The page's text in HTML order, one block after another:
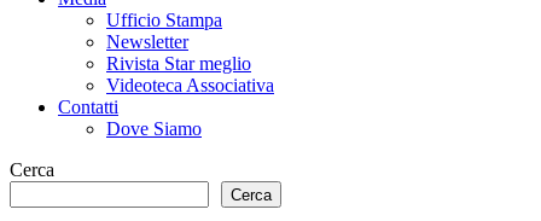
Ufficio Stampa
Newsletter
Rivista Star meglio
Videoteca Associativa
Contatti
Dove Siamo
Cerca
Cerca